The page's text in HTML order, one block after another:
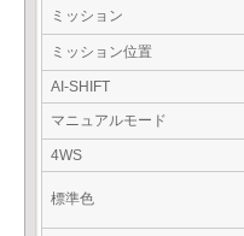
ミッション
ミッション位置
AI-SHIFT
マニュアルモード
4WS
標準色